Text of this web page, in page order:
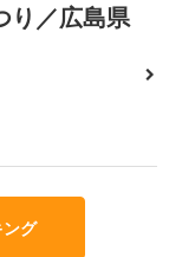
り／広島県
グ